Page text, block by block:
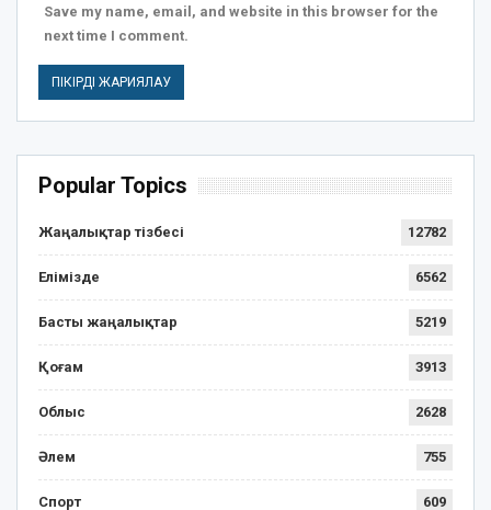
Save my name, email, and website in this browser for the
next time I comment.
Popular Topics
Жаңалықтар тізбесі 12782
Елімізде 6562
Басты жаңалықтар 5219
Қоғам 3913
Облыс 2628
Әлем 755
Спорт 609